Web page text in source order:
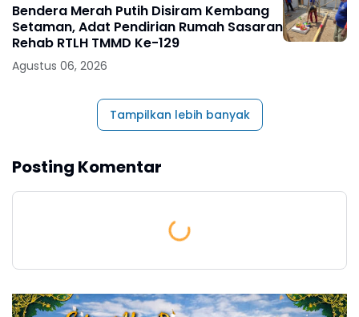
Bendera Merah Putih Disiram Kembang
Setaman, Adat Pendirian Rumah Sasaran
Rehab RTLH TMMD Ke-129
Agustus 06, 2026
Tampilkan lebih banyak
Posting Komentar